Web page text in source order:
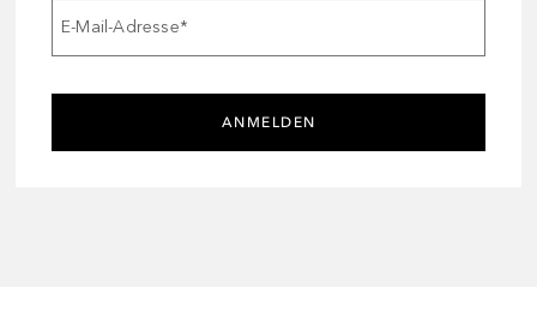
E-Mail-Adresse*
ANMELDEN